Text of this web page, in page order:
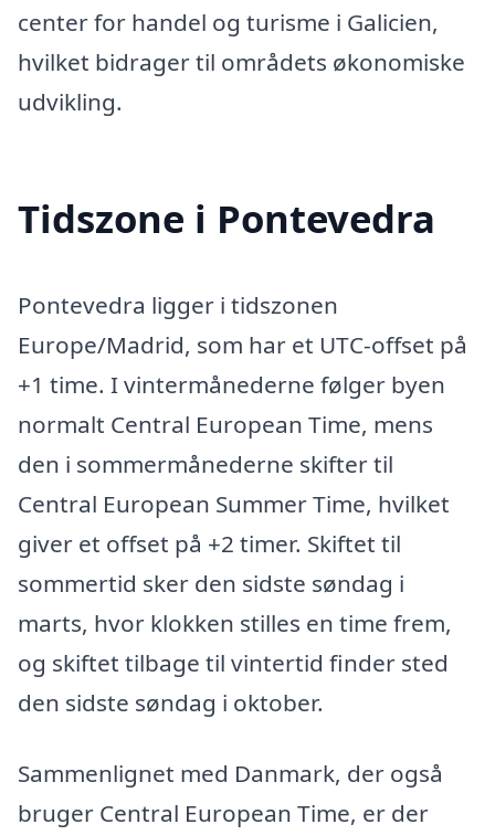
center for handel og turisme i Galicien,
hvilket bidrager til områdets økonomiske
udvikling.
Tidszone i Pontevedra
Pontevedra ligger i tidszonen
Europe/Madrid, som har et UTC-offset på
+1 time. I vintermånederne følger byen
normalt Central European Time, mens
den i sommermånederne skifter til
Central European Summer Time, hvilket
giver et offset på +2 timer. Skiftet til
sommertid sker den sidste søndag i
marts, hvor klokken stilles en time frem,
og skiftet tilbage til vintertid finder sted
den sidste søndag i oktober.
Sammenlignet med Danmark, der også
bruger Central European Time, er der